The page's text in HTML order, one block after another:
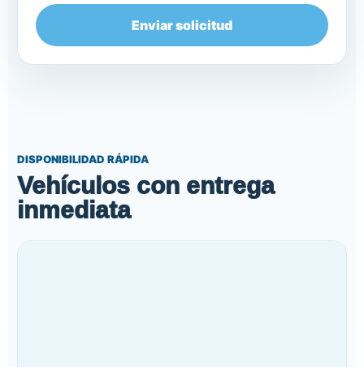
Enviar solicitud
DISPONIBILIDAD RÁPIDA
Vehículos con entrega
inmediata